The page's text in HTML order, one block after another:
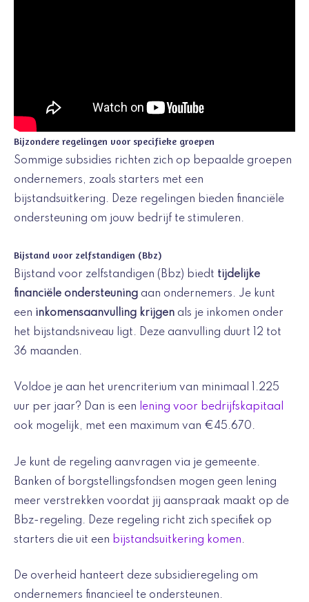
Bijzondere regelingen voor specifieke groepen
Sommige subsidies richten zich op bepaalde groepen
ondernemers, zoals starters met een
bijstandsuitkering. Deze regelingen bieden financiële
ondersteuning om jouw bedrijf te stimuleren.
Bijstand voor zelfstandigen (Bbz)
Bijstand voor zelfstandigen (Bbz) biedt tijdelijke
financiële ondersteuning aan ondernemers. Je kunt
een inkomensaanvulling krijgen als je inkomen onder
het bijstandsniveau ligt. Deze aanvulling duurt 12 tot
36 maanden.
Voldoe je aan het urencriterium van minimaal 1.225
uur per jaar? Dan is een
lening voor bedrijfskapitaal
ook mogelijk, met een maximum van €45.670.
Je kunt de regeling aanvragen via je gemeente.
Banken of borgstellingsfondsen mogen geen lening
meer verstrekken voordat jij aanspraak maakt op de
Bbz-regeling. Deze regeling richt zich specifiek op
starters die uit een bijstandsuitkering komen.
De overheid hanteert deze subsidieregeling om
ondernemers financieel te ondersteunen.